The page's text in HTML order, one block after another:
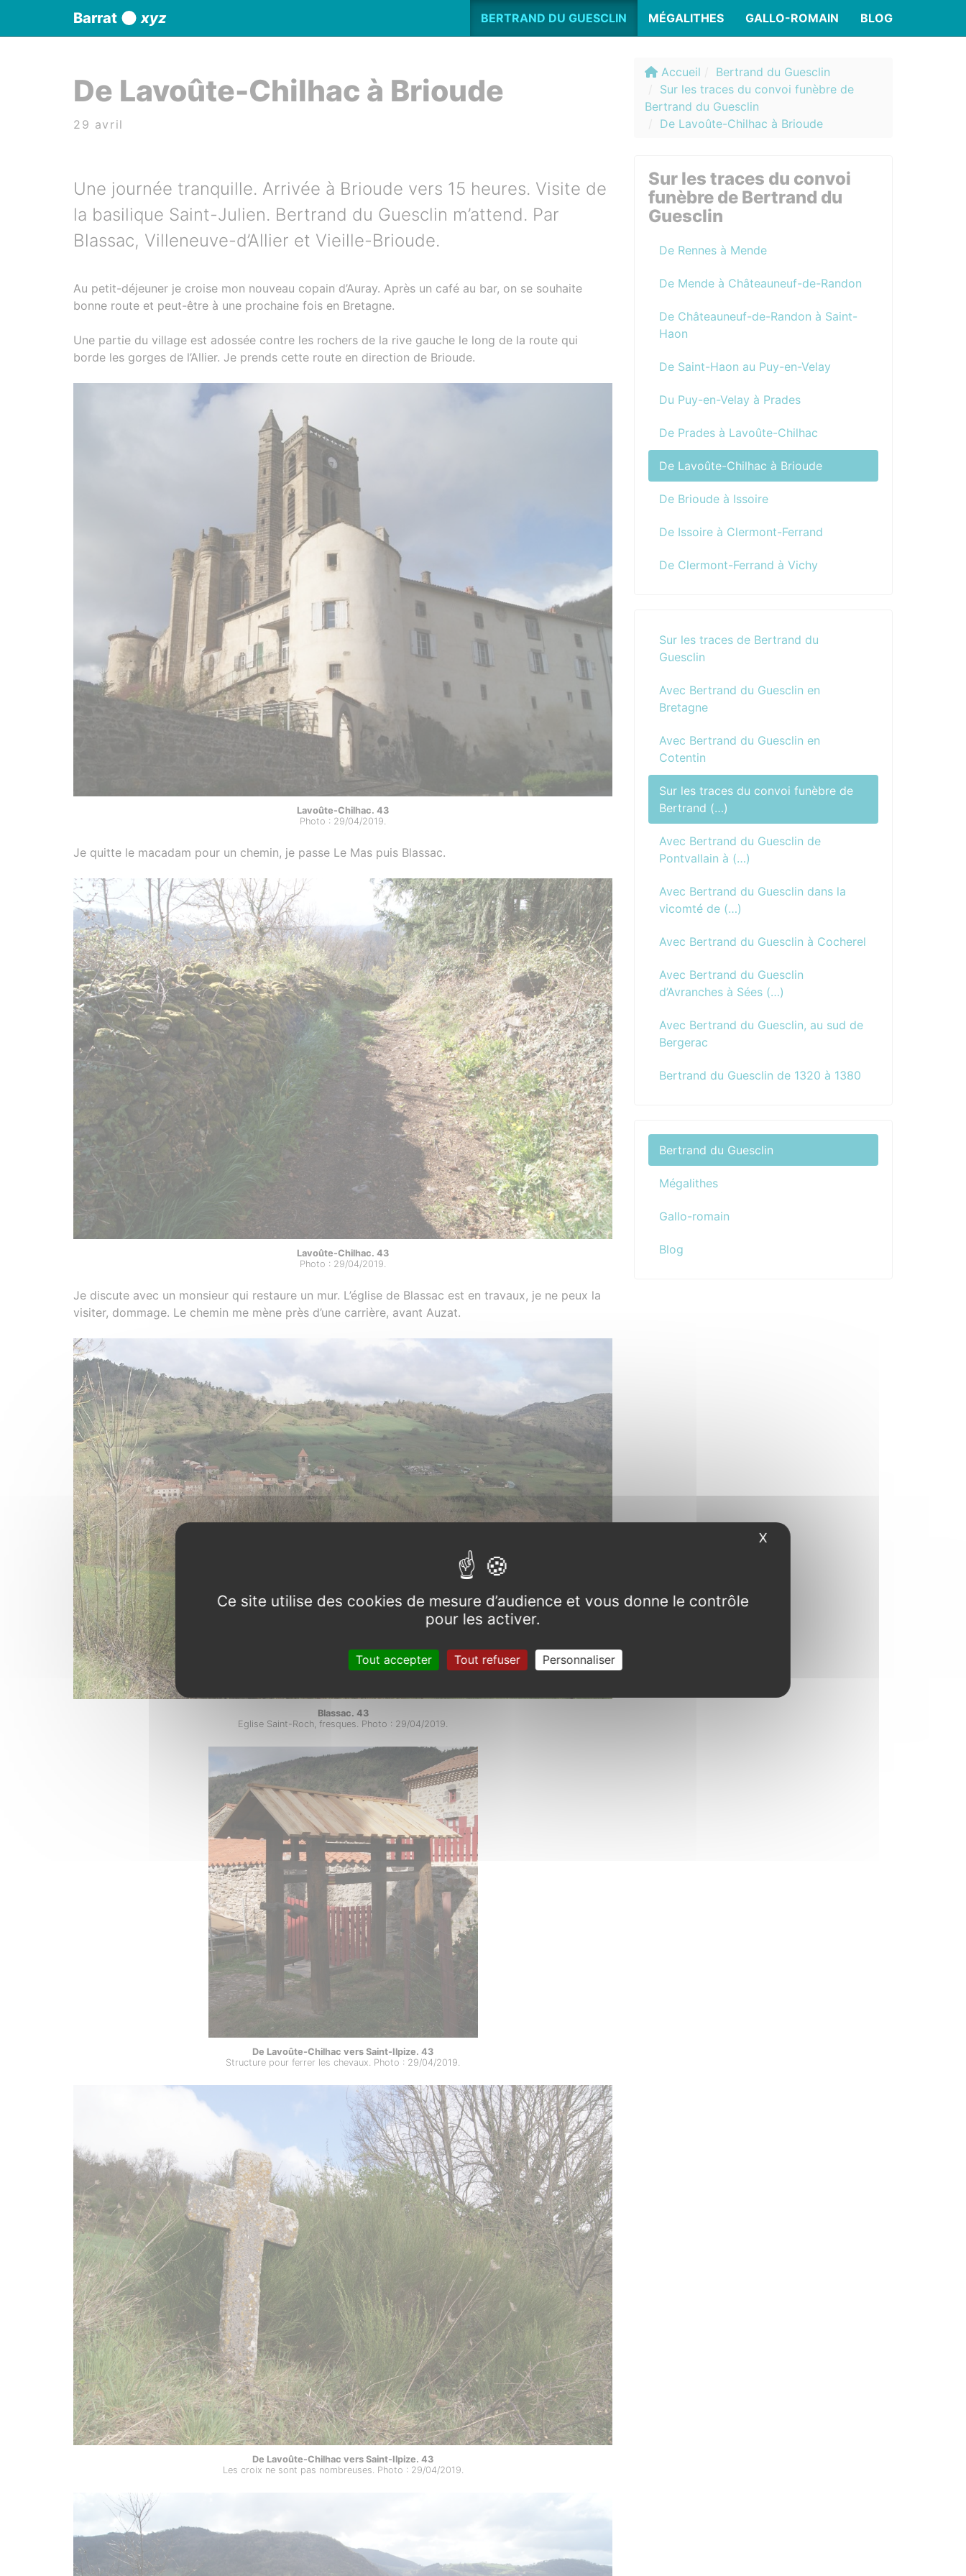
Barrat xyz BERTRAND DU GUESCLIN MÉGALITHES GALLO-ROMAIN BLOG
De Lavoûte-Chilhac à Brioude
29 avril
Une journée tranquille. Arrivée à Brioude vers 15 heures. Visite de
la basilique Saint-Julien. Bertrand du Guesclin m’attend. Par
Blassac, Villeneuve-d’Allier et Vieille-Brioude.
Au petit-déjeuner je croise mon nouveau copain d’Auray. Après un café au bar, on se souhaite
bonne route et peut-être à une prochaine fois en Bretagne.
Une partie du village est adossée contre les rochers de la rive gauche le long de la route qui
borde les gorges de l’Allier. Je prends cette route en direction de Brioude.
Lavoûte-Chilhac. 43
Photo : 29/04/2019.
Je quitte le macadam pour un chemin, je passe Le Mas puis Blassac.
Lavoûte-Chilhac. 43
Photo : 29/04/2019.
Je discute avec un monsieur qui restaure un mur. L’église de Blassac est en travaux, je ne peux la
visiter, dommage. Le chemin me mène près d’une carrière, avant Auzat.
Blassac. 43
Eglise Saint-Roch, fresques. Photo : 29/04/2019.
De Lavoûte-Chilhac vers Saint-Ilpize. 43
Structure pour ferrer les chevaux. Photo : 29/04/2019.
De Lavoûte-Chilhac vers Saint-Ilpize. 43
Les croix ne sont pas nombreuses. Photo : 29/04/2019.
Accueil
Bertrand du Guesclin
Sur les traces du convoi funèbre de
Bertrand du Guesclin
De Lavoûte-Chilhac à Brioude
Sur les traces du convoi
funèbre de Bertrand du
Guesclin
De Rennes à Mende
De Mende à Châteauneuf-de-Randon
De Châteauneuf-de-Randon à Saint-
Haon
De Saint-Haon au Puy-en-Velay
Du Puy-en-Velay à Prades
De Prades à Lavoûte-Chilhac
De Lavoûte-Chilhac à Brioude
De Brioude à Issoire
De Issoire à Clermont-Ferrand
De Clermont-Ferrand à Vichy
Sur les traces de Bertrand du
Guesclin
Avec Bertrand du Guesclin en
Bretagne
Avec Bertrand du Guesclin en
Cotentin
Sur les traces du convoi funèbre de
Bertrand (…)
Avec Bertrand du Guesclin de
Pontvallain à (…)
Avec Bertrand du Guesclin dans la
vicomté de (…)
Avec Bertrand du Guesclin à Cocherel
Avec Bertrand du Guesclin
d’Avranches à Sées (…)
Avec Bertrand du Guesclin, au sud de
Bergerac
Bertrand du Guesclin de 1320 à 1380
Bertrand du Guesclin
Mégalithes
Gallo-romain
Blog
Panneau de gestion des cookies
Ce site utilise des cookies de mesure d’audience et vous donne le contrôle
pour les activer.
Tout accepter Tout refuser Personnaliser
X Masquer le bandeau des cookies